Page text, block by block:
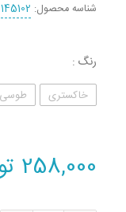
شناسه محصول: 145102
رنگ
خاکستری طوسی
258,000